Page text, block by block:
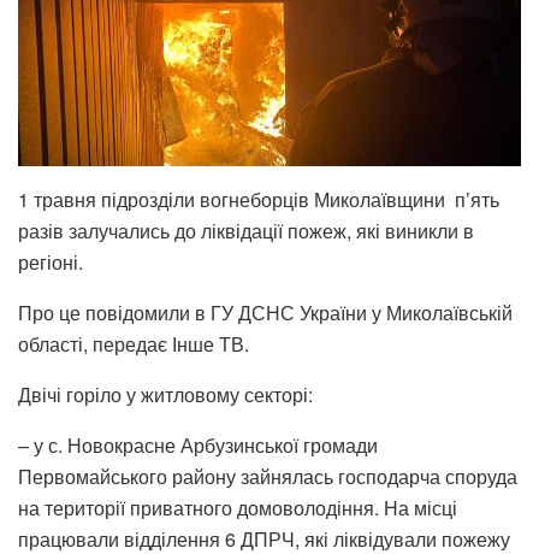
1 травня підрозділи вогнеборців Миколаївщини п’ять
разів залучались до ліквідації пожеж, які виникли в
регіоні.
Про це повідомили в ГУ ДСНС України у Миколаївській
області, передає Інше ТВ.
Двічі горіло у житловому секторі:
– у с. Новокрасне Арбузинської громади
Первомайського району зайнялась господарча споруда
на території приватного домоволодіння. На місці
працювали відділення 6 ДПРЧ, які ліквідували пожежу